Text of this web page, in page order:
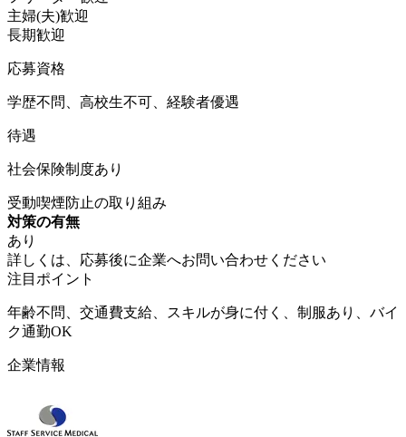
主婦(夫)歓迎
長期歓迎
応募資格
学歴不問、高校生不可、経験者優遇
待遇
社会保険制度あり
受動喫煙防止の取り組み
対策の有無
あり
詳しくは、応募後に企業へお問い合わせください
注目ポイント
年齢不問、交通費支給、スキルが身に付く、制服あり、バイ
ク通勤OK
企業情報